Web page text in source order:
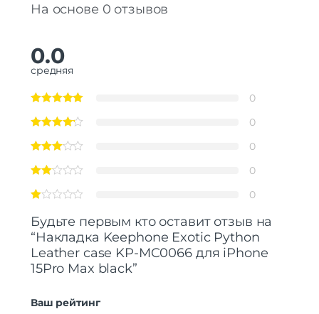
На основе 0 отзывов
0.0
средняя
0
0
0
0
0
Будьте первым кто оставит отзыв на
“Накладка Keephone Exotic Python
Leather case KP-MC0066 для iPhone
15Pro Max black”
Ваш рейтинг